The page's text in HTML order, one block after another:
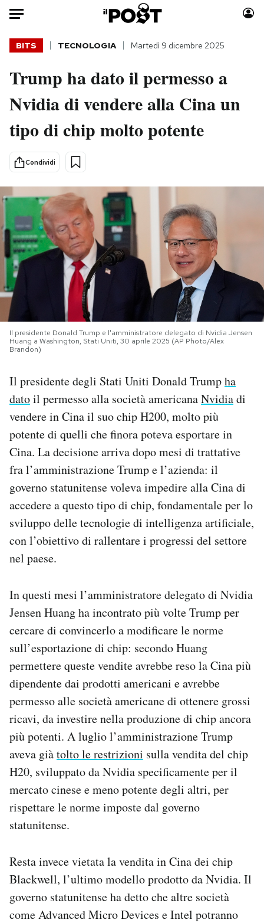
Auto
Italia
Politica
Tecnologia
Internet
Cultura
Economia
Sport
Moda
Consumismi
Altrecose
Mondiali calcio 2026
PODCAST
SHOP
CALENDARIO
AREA PERSONALE
Area Personale
Newsletter
Notifiche mobile
BITS TECNOLOGIA Martedì 9 dicembre 2025
Trump ha dato il permesso a
Nvidia di vendere alla Cina un
tipo di chip molto potente
Condividi
Il presidente Donald Trump e l'amministratore delegato di Nvidia Jensen
Huang a Washington, Stati Uniti, 30 aprile 2025 (AP Photo/Alex
Brandon)
Il presidente degli Stati Uniti Donald Trumpha
datoil permesso alla società americanaNvidiadi
vendere in Cina il suo chip H200, molto più
potente di quelli che finora poteva esportare in
Cina. La decisione arriva dopo mesi di trattative
fra l’amministrazione Trump e l’azienda: il
governo statunitense voleva impedire alla Cina di
accedere a questo tipo di chip, fondamentale per lo
sviluppo delle tecnologie di intelligenza artificiale,
con l’obiettivo di rallentare i progressi del settore
nel paese.
In questi mesi l’amministratore delegato di Nvidia
Jensen Huang ha incontrato più volte Trump per
cercare di convincerlo a modificare le norme
sull’esportazione di chip: secondo Huang
permettere queste vendite avrebbe reso la Cina più
dipendente dai prodotti americani e avrebbe
permesso alle società americane di ottenere grossi
ricavi, da investire nella produzione di chip ancora
più potenti. A luglio l’amministrazione Trump
aveva giàtolto le restrizioni sulla vendita del chip
H20, sviluppato da Nvidia specificamente per il
mercato cinese e meno potente degli altri, per
rispettare le norme imposte dal governo
statunitense.
Resta invece vietata la vendita in Cina dei chip
Blackwell, l’ultimo modello prodotto da Nvidia. Il
governo statunitense ha detto che altre società
come Advanced Micro Devices e Intel potranno